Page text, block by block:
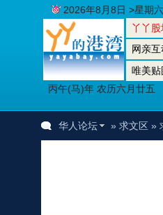
丫丫股
网亲互
唯美贴
丙午(马)年 农历六月廿五
2026年8月8日 >星期六
华人论坛 » 求文区»